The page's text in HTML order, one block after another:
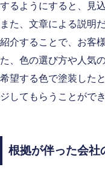
するようにすると、見
また、文章による説明
紹介することで、お客
た、色の選び方や人気
希望する色で塗装した
ジしてもらうことができ
根拠が伴った会社